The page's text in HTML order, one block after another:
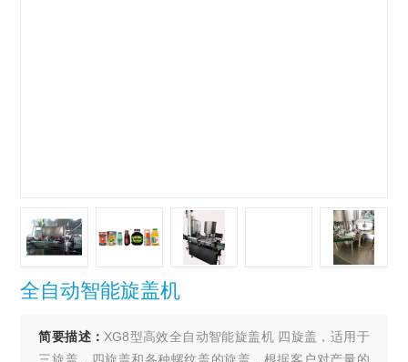
全自动智能旋盖机
简要描述： XG8型高效全自动智能旋盖机 四旋盖，适用于